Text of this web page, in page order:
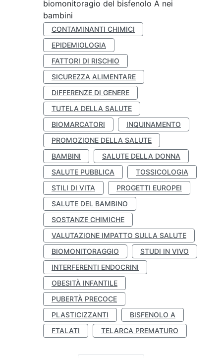
biomonitoragio del bisfenolo A nei
bambini
CONTAMINANTI CHIMICI
EPIDEMIOLOGIA
FATTORI DI RISCHIO
SICUREZZA ALIMENTARE
DIFFERENZE DI GENERE
TUTELA DELLA SALUTE
BIOMARCATORI
INQUINAMENTO
PROMOZIONE DELLA SALUTE
BAMBINI
SALUTE DELLA DONNA
SALUTE PUBBLICA
TOSSICOLOGIA
STILI DI VITA
PROGETTI EUROPEI
SALUTE DEL BAMBINO
SOSTANZE CHIMICHE
VALUTAZIONE IMPATTO SULLA SALUTE
BIOMONITORAGGIO
STUDI IN VIVO
INTERFERENTI ENDOCRINI
OBESITÀ INFANTILE
PUBERTÀ PRECOCE
PLASTICIZZANTI
BISFENOLO A
FTALATI
TELARCA PREMATURO